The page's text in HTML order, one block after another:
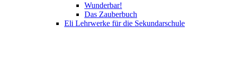
Wunderbar!
Das Zauberbuch
Eli Lehrwerke für die Sekundarschule